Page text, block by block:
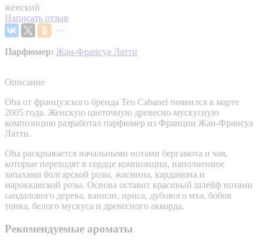
женский
Написать отзыв
Парфюмер: Жан-Франсуа Латти
Описание
Oha от французского бренда Teo Cabanel появился в марте
2005 года. Женскую цветочную древесно-мускусную
композицию разработал парфюмер из Франции Жан-Франсуа
Латти.
Oha раскрывается начальными нотами бергамота и чая,
которые переходят в сердце композиции, наполненное
запахами болгарской розы, жасмина, кардамона и
марокканской розы. Основа оставит красивый шлейф нотами
сандалового дерева, ванили, ириса, дубового мха, бобов
тонка, белого мускуса и древесного аккорда.
Рекомендуемые ароматы